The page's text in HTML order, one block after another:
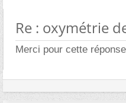
Re : oxymétrie
Merci pour cette réponse